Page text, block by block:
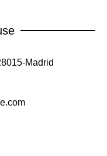
Madrid